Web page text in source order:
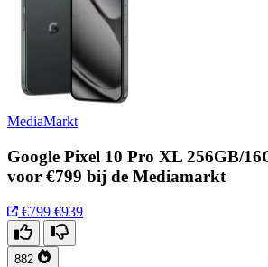
MediaMarkt
Google Pixel 10 Pro XL 256GB/
voor €799 bij de Mediamarkt
€799 €939
882